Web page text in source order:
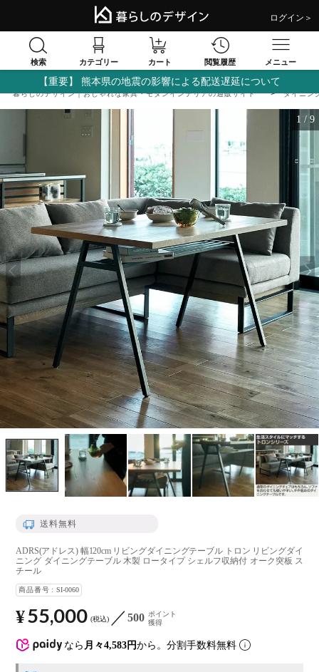
ログイン＞
検索 カテゴリー カート 閲覧履歴 メニュー
【重要】 熊本県の地震の影響による配送遅延について
暮らしのデザイン｜おしゃれな家具・モダンインテリアの通販サイト ダイニン
1 / 9
送料無料
ADRS(アドレス) 幅120cm リビングダイニングテーブル トロン リビングダイ
ニング ダイニングテーブル 木製 ロータイプ シェルフ収納付 オーク突板 ス
チール
商品番号 SI-0060
なら 月々4,583円から。分割手数料無料
¥55,000 税込 500 ポイント
獲得